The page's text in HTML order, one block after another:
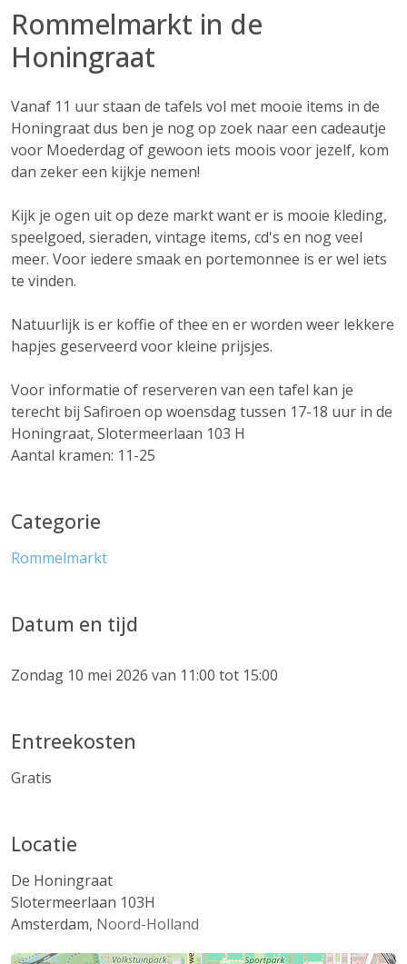
Rommelmarkt in de
Honingraat
Vanaf 11 uur staan de tafels vol met mooie items in de
Honingraat dus ben je nog op zoek naar een cadeautje
voor Moederdag of gewoon iets moois voor jezelf, kom
dan zeker een kijkje nemen!
Kijk je ogen uit op deze markt want er is mooie kleding,
speelgoed, sieraden, vintage items, cd's en nog veel
meer. Voor iedere smaak en portemonnee is er wel iets
te vinden.
Natuurlijk is er koffie of thee en er worden weer lekkere
hapjes geserveerd voor kleine prijsjes.
Voor informatie of reserveren van een tafel kan je
terecht bij Safiroen op woensdag tussen 17-18 uur in de
Honingraat, Slotermeerlaan 103 H
Aantal kramen: 11-25
Categorie
Rommelmarkt
Datum en tijd
Zondag 10 mei 2026 van 11:00 tot 15:00
Entreekosten
Gratis
Locatie
De Honingraat
Slotermeerlaan 103H
Amsterdam, Noord-Holland